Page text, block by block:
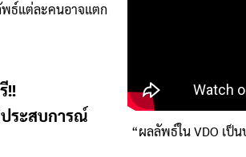
ธ์แต่ละคนอาจแตก
!!
ระสบการณ์
“ผลลัพธ์ใน VDO เ